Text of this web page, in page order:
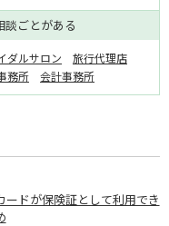
談ごとがある
ダルサロン
旅行代理店
務所
会計事務所
ードが保険証として利用でき